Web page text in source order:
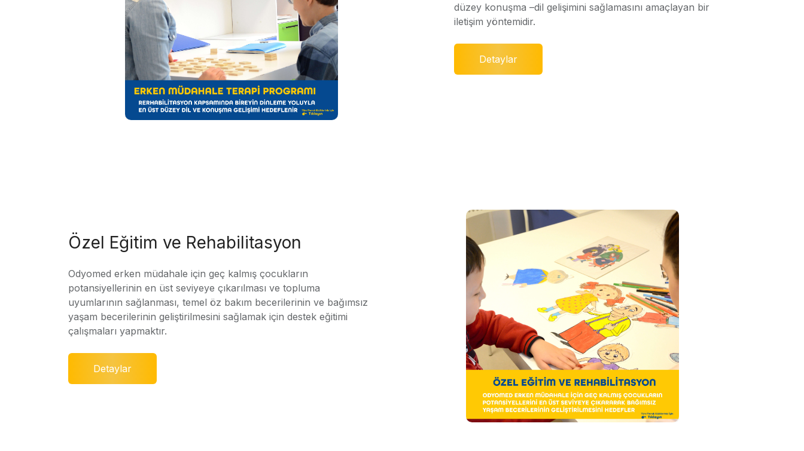
düzey konuşma –dil gelişimini sağlamasını amaçlayan bir
iletişim yöntemidir.
Detaylar
Özel Eğitim ve Rehabilitasyon
Odyomed erken müdahale için geç kalmış çocukların
potansiyellerinin en üst seviyeye çıkarılması ve topluma
uyumlarının sağlanması, temel öz bakım becerilerinin ve bağımsız
yaşam becerilerinin geliştirilmesini sağlamak için destek eğitimi
çalışmaları yapmaktır.
Detaylar